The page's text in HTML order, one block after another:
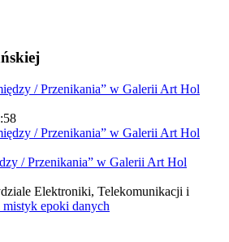
/ Przenikania” w Galerii Art Hol
Elektroniki, Telekomunikacji i
epoki danych